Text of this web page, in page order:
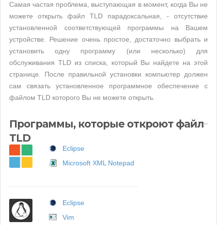
Самая частая проблема, выступающая в момент, когда Вы не
можете открыть файл TLD парадоксальная, - отсутствие
установленной соответствующей программы на Вашем
устройстве. Решение очень простое, достаточно выбрать и
установить одну программу (или несколько) для
обслуживания TLD из списка, который Вы найдете на этой
странице. После правильной установки компьютер должен
сам связать установленное программное обеспечение с
файлом TLD которого Вы не можете открыть.
Программы, которые откроют файл
TLD
Eclipse
Microsoft XML Notepad
Eclipse
Vim